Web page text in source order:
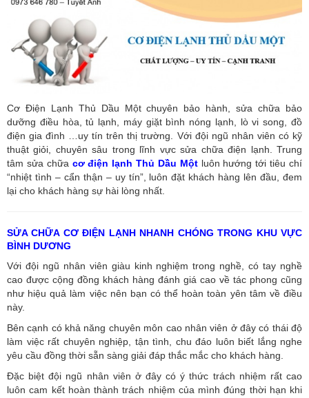
Cơ Điện Lạnh Thủ Dầu Một chuyên bảo hành, sửa chữa bảo
dưỡng điều hòa, tủ lạnh, máy giặt bình nóng lạnh, lò vi song, đồ
điện gia đình …uy tín trên thị trường. Với đội ngũ nhân viên có kỹ
thuật giỏi, chuyên sâu trong lĩnh vực sửa chữa điện lạnh. Trung
tâm sửa chữa cơ điện lạnh Thủ Dầu Mộtluôn hướng tới tiêu chí
“nhiệt tình – cẩn thận – uy tín”, luôn đặt khách hàng lên đầu, đem
lại cho khách hàng sự hài lòng nhất.
SỬA CHỮA CƠ ĐIỆN LẠNH NHANH CHÓNG TRONG KHU VỰC
BÌNH DƯƠNG
Với đội ngũ nhân viên giàu kinh nghiệm trong nghề, có tay nghề
cao được cộng đồng khách hàng đánh giá cao về tác phong cũng
như hiệu quả làm việc nên bạn có thể hoàn toàn yên tâm về điều
này.
Bên cạnh có khả năng chuyên môn cao nhân viên ở đây có thái độ
làm việc rất chuyên nghiệp, tận tình, chu đáo luôn biết lắng nghe
yêu cầu đồng thời sẵn sàng giải đáp thắc mắc cho khách hàng.
Đặc biệt đội ngũ nhân viên ở đây có ý thức trách nhiệm rất cao
luôn cam kết hoàn thành trách nhiệm của mình đúng thời hạn khi